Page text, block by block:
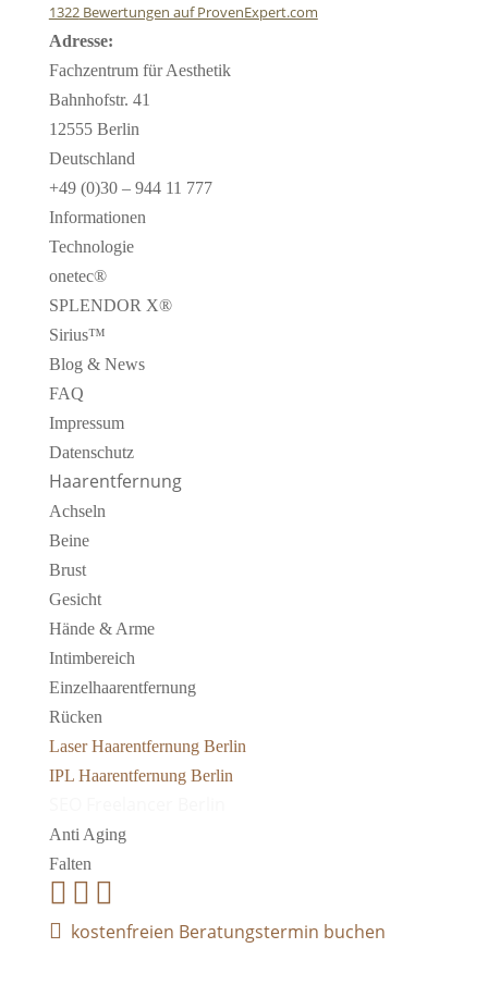
1322Bewertungen auf ProvenExpert.com
Adresse:
Fachzentrum für Aesthetik
Bahnhofstr. 41
12555 Berlin
Deutschland
+49 (0)30 – 944 11 777
Informationen
Technologie
onetec®
SPLENDOR X®
Sirius™
Blog & News
FAQ
Impressum
Datenschutz
Haarentfernung
Achseln
Beine
Brust
Gesicht
Hände & Arme
Intimbereich
Einzelhaarentfernung
Rücken
Laser Haarentfernung Berlin
IPL Haarentfernung Berlin
Anti Aging
Falten
  
 kostenfreien Beratungstermin buchen